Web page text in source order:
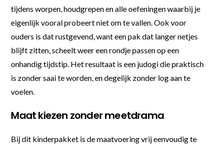
tijdens worpen, houdgrepen en alle oefeningen waarbij je
eigenlijk vooral probeert niet om te vallen. Ook voor
ouders is dat rustgevend, want een pak dat langer netjes
blijft zitten, scheelt weer een rondje passen op een
onhandig tijdstip. Het resultaat is een judogi die praktisch
is zonder saai te worden, en degelijk zonder log aan te
voelen.
Maat kiezen zonder meetdrama
Bij dit kinderpakket is de maatvoering vrij eenvoudig te